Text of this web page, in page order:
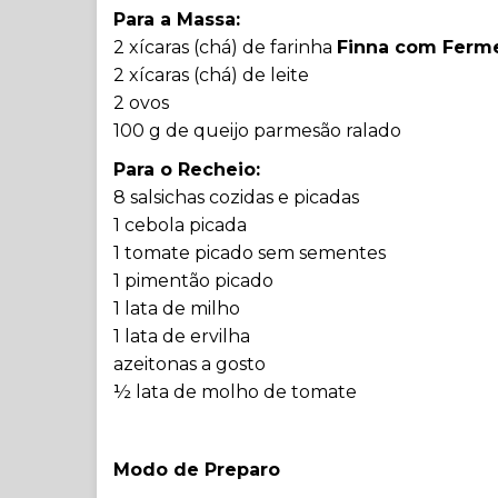
Para a Massa:
2 xícaras (chá) de farinha Finna com
2 xícaras (chá) de leite
2 ovos
100 g de queijo parmesão ralado
Para o Recheio:
8 salsichas cozidas e picadas
1 cebola picada
1 tomate picado sem sementes
1 pimentão picado
1 lata de milho
1 lata de ervilha
azeitonas a gosto
½ lata de molho de tomate
Modo de Preparo